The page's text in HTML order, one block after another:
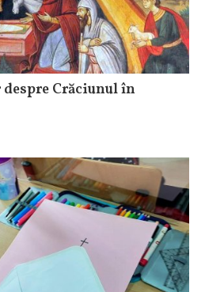
Crăciunul în